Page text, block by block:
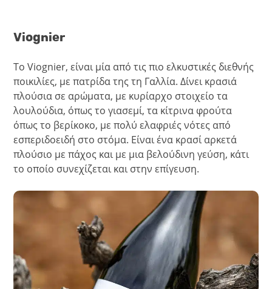
Viognier
Το Viognier, είναι μία από τις πιο ελκυστικές διεθνής
ποικιλίες, με πατρίδα της τη Γαλλία. Δίνει κρασιά
πλούσια σε αρώματα, με κυρίαρχο στοιχείο τα
λουλούδια, όπως το γιασεμί, τα κίτρινα φρούτα
όπως το βερίκοκο, με πολύ ελαφριές νότες από
εσπεριδοειδή στο στόμα. Είναι ένα κρασί αρκετά
πλούσιο με πάχος και με μια βελούδινη γεύση, κάτι
το οποίο συνεχίζεται και στην επίγευση.